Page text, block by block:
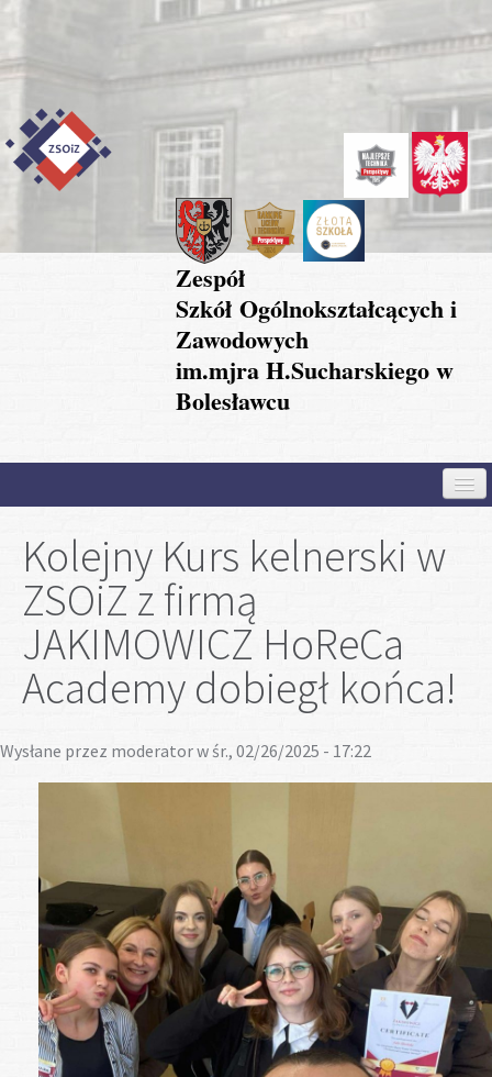
Zespół
Szkół Ogólnokształcących i
Zawodowych
im.mjra H.Sucharskiego w
Bolesławcu
Aktualności
Szkoła
Projekty
Plan lekcji
Gotuj z nami
Kolejny Kurs kelnerski w
ZSOiZ z firmą
JAKIMOWICZ HoReCa
Academy dobiegł końca!
Wysłane przez moderatorw śr., 02/26/2025 - 17:22